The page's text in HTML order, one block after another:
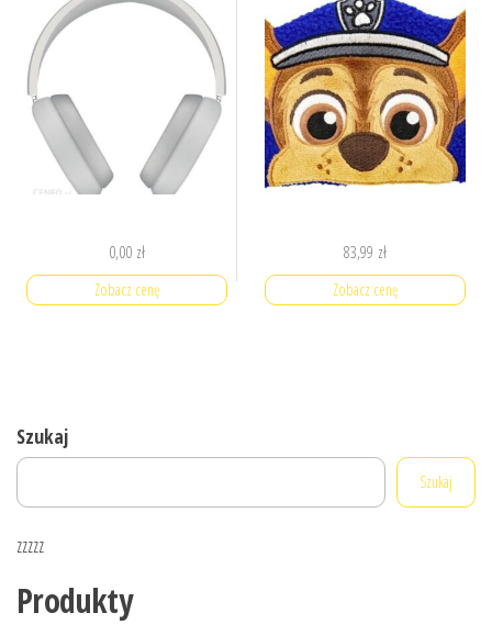
0,00 zł
Zobacz cenę
83,99 zł
Zobacz cenę
Szukaj
Szukaj
zzzzz
Produkty